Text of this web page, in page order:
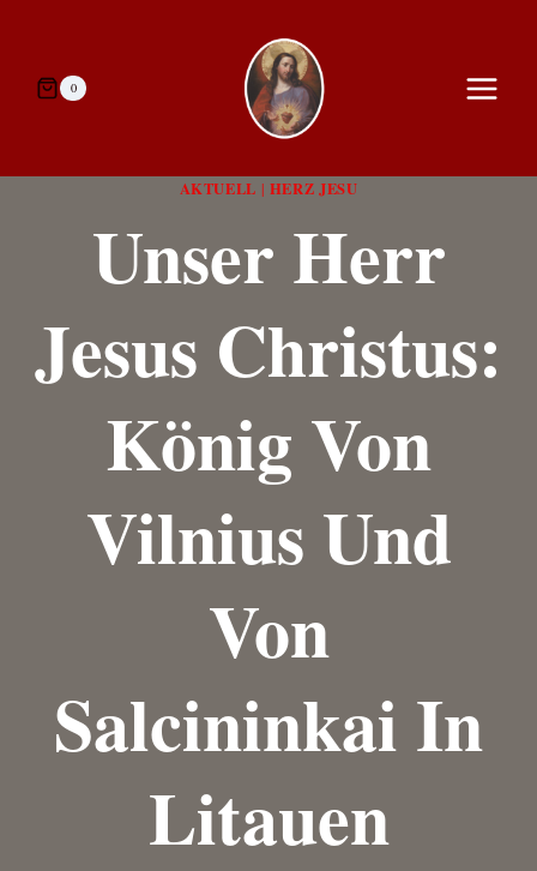
springen0
AKTUELL | HERZ JESU
Unser Herr
Jesus Christus:
König Von
Vilnius Und
Von
Salcininkai In
Litauen